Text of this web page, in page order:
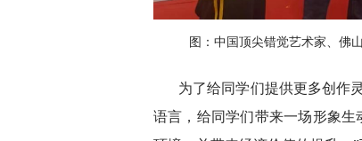
图：中国顶尖错觉艺术家、佛
为了给同学们提供更多创作
语言，给同学们带来一场形象